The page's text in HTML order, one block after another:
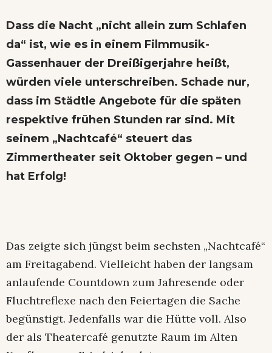
Dass die Nacht „nicht allein zum Schlafen
da“ ist, wie es in einem Filmmusik-
Gassenhauer der Dreißigerjahre heißt,
würden viele unterschreiben. Schade nur,
dass im Städtle Angebote für die späten
respektive frühen Stunden rar sind. Mit
seinem „Nachtcafé“ steuert das
Zimmertheater seit Oktober gegen – und
hat Erfolg!
Das zeigte sich jüngst beim sechsten „Nachtcafé“
am Freitagabend. Vielleicht haben der langsam
anlaufende Countdown zum Jahresende oder
Fluchtreflexe nach den Feiertagen die Sache
begünstigt. Jedenfalls war die Hütte voll. Also
der als Theatercafé genutzte Raum im Alten